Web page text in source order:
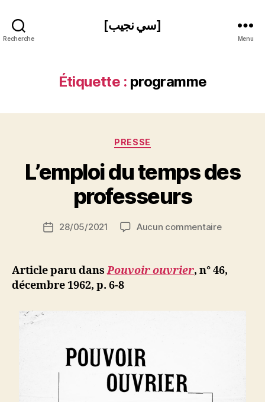
Recherche
[سي نجيب]
Menu
Étiquette : programme
Catégories
PRESSE
L’emploi du temps des
professeurs
de
a
S
N
ji
b
Date28/05/2021 Aucun commentairesur
temps
des
Article paru dansPouvoir ouvrier, n° 46,
décembre 1962, p. 6-8